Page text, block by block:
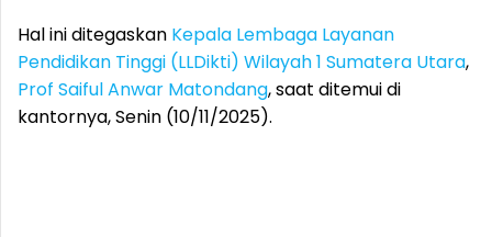
Hal ini ditegaskan Kepala Lembaga Layanan
Pendidikan Tinggi (LLDikti) Wilayah 1 Sumatera Utara,
Prof Saiful Anwar Matondang, saat ditemui di
kantornya, Senin (10/11/2025).